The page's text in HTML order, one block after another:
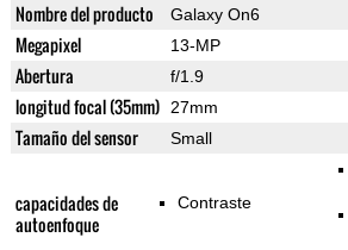
Nombre del producto Galaxy On6
Megapixel 13-MP
Abertura f/1.9
longitud focal (35mm) 27mm
Tamaño del sensor Small
capacidades de
autoenfoque
Contraste